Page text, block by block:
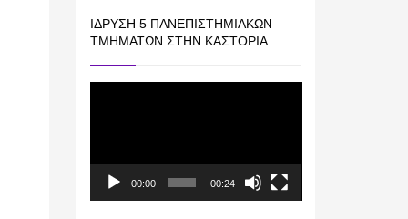
ΊΔΡΥΣΗ 5 ΠΑΝΕΠΙΣΤΗΜΙΑΚΏΝ
ΤΜΗΜΆΤΩΝ ΣΤΗΝ ΚΑΣΤΟΡΙΆ
00:00 00:24